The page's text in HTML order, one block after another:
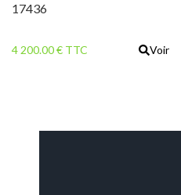
17436
4 200.00 € TTC Voir